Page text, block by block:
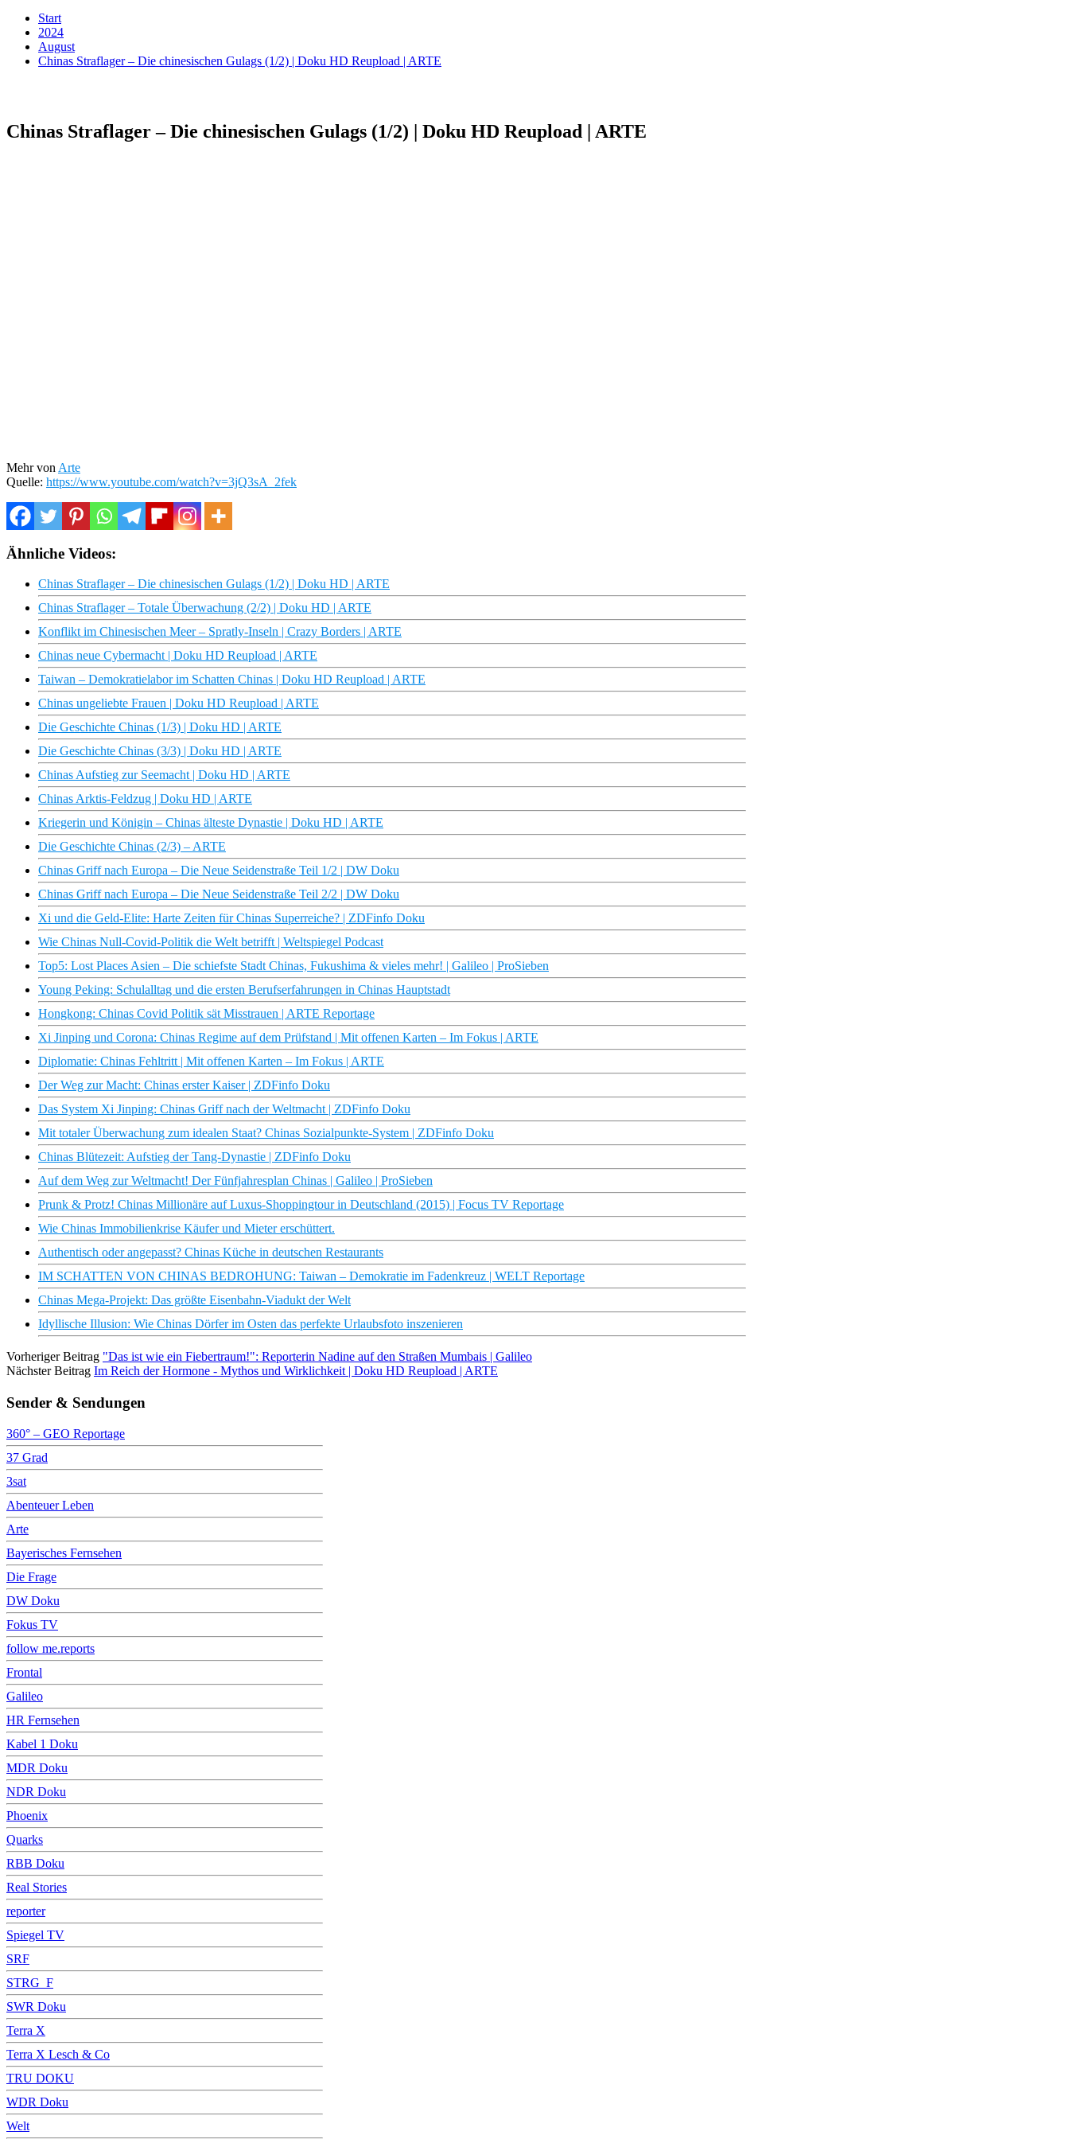
Start
2024
August
Chinas Straflager – Die chinesischen Gulags (1/2) | Doku HD Reupload | ARTE
Chinas Straflager – Die chinesischen Gulags (1/2) | Doku HD Reupload | ARTE
Mehr von Arte
Quelle: https://www.youtube.com/watch?v=3jQ3sA_2fek
Ähnliche Videos:
Chinas Straflager – Die chinesischen Gulags (1/2) | Doku HD | ARTE
Chinas Straflager – Totale Überwachung (2/2) | Doku HD | ARTE
Konflikt im Chinesischen Meer – Spratly-Inseln | Crazy Borders | ARTE
Chinas neue Cybermacht | Doku HD Reupload | ARTE
Taiwan – Demokratielabor im Schatten Chinas | Doku HD Reupload | ARTE
Chinas ungeliebte Frauen | Doku HD Reupload | ARTE
Die Geschichte Chinas (1/3) | Doku HD | ARTE
Die Geschichte Chinas (3/3) | Doku HD | ARTE
Chinas Aufstieg zur Seemacht | Doku HD | ARTE
Chinas Arktis-Feldzug | Doku HD | ARTE
Kriegerin und Königin – Chinas älteste Dynastie | Doku HD | ARTE
Die Geschichte Chinas (2/3) – ARTE
Chinas Griff nach Europa – Die Neue Seidenstraße Teil 1/2 | DW Doku
Chinas Griff nach Europa – Die Neue Seidenstraße Teil 2/2 | DW Doku
Xi und die Geld-Elite: Harte Zeiten für Chinas Superreiche? | ZDFinfo Doku
Wie Chinas Null-Covid-Politik die Welt betrifft | Weltspiegel Podcast
Top5: Lost Places Asien – Die schiefste Stadt Chinas, Fukushima & vieles mehr! | Galileo | ProSieben
Young Peking: Schulalltag und die ersten Berufserfahrungen in Chinas Hauptstadt
Hongkong: Chinas Covid Politik sät Misstrauen | ARTE Reportage
Xi Jinping und Corona: Chinas Regime auf dem Prüfstand | Mit offenen Karten – Im Fokus | ARTE
Diplomatie: Chinas Fehltritt | Mit offenen Karten – Im Fokus | ARTE
Der Weg zur Macht: Chinas erster Kaiser | ZDFinfo Doku
Das System Xi Jinping: Chinas Griff nach der Weltmacht | ZDFinfo Doku
Mit totaler Überwachung zum idealen Staat? Chinas Sozialpunkte-System | ZDFinfo Doku
Chinas Blütezeit: Aufstieg der Tang-Dynastie | ZDFinfo Doku
Auf dem Weg zur Weltmacht! Der Fünfjahresplan Chinas | Galileo | ProSieben
Prunk & Protz! Chinas Millionäre auf Luxus-Shoppingtour in Deutschland (2015) | Focus TV Reportage
Wie Chinas Immobilienkrise Käufer und Mieter erschüttert.
Authentisch oder angepasst? Chinas Küche in deutschen Restaurants
IM SCHATTEN VON CHINAS BEDROHUNG: Taiwan – Demokratie im Fadenkreuz | WELT Reportage
Chinas Mega-Projekt: Das größte Eisenbahn-Viadukt der Welt
Idyllische Illusion: Wie Chinas Dörfer im Osten das perfekte Urlaubsfoto inszenieren
Vorheriger Beitrag "Das ist wie ein Fiebertraum!": Reporterin Nadine auf den Straßen Mumbais | Galileo
Nächster Beitrag Im Reich der Hormone - Mythos und Wirklichkeit | Doku HD Reupload | ARTE
Sender & Sendungen
360° – GEO Reportage
37 Grad
3sat
Abenteuer Leben
Arte
Bayerisches Fernsehen
Die Frage
DW Doku
Fokus TV
follow me.reports
Frontal
Galileo
HR Fernsehen
Kabel 1 Doku
MDR Doku
NDR Doku
Phoenix
Quarks
RBB Doku
Real Stories
reporter
Spiegel TV
SRF
STRG_F
SWR Doku
Terra X
Terra X Lesch & Co
TRU DOKU
WDR Doku
Welt